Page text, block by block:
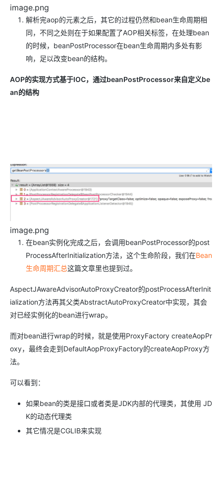
image.png
解析完aop的元素之后，其它的过程仍然和bean生命周期相
同，不同之处则在于如果配置了AOP相关标签，在处理bean
的时候，beanPostProcessor在bean生命周期内多处有影
响，足以改变bean的结构。
AOP的实现方式基于IOC，通过beanPostProcessor来自定义be
an的结构
image.png
在bean实例化完成之后，会调用beanPostProcessor的post
ProcessAfterInitialization方法，这个生命阶段，我们在Bean
生命周期汇总这篇文章里也提到过。
AspectJAwareAdvisorAutoProxyCreator的postProcessAfterInit
ialization方法再其父类AbstractAutoProxyCreator中实现，其会
对已经实例化的bean进行wrap。
而对bean进行wrap的时候，就是使用ProxyFactory createAopPr
oxy，最终会走到DefaultAopProxyFactory的createAopProxy方
法。
可以看到：
如果bean的类是接口或者类是JDK内部的代理类，其使用 JD
K的动态代理类
其它情况是CGLIB来实现